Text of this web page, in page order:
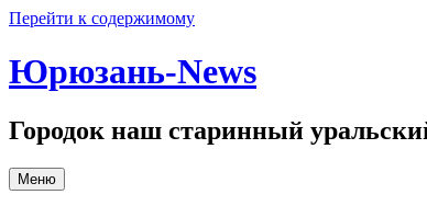
Перейти к содержимому
Юрюзань-News
Городок наш старинный
Меню